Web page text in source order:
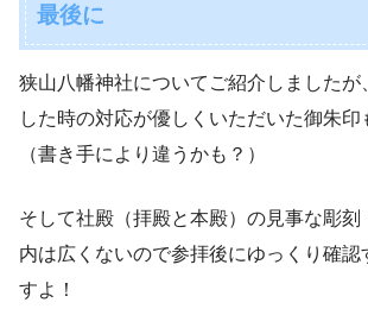
最後に
狭山八幡神社についてご紹介しましたが
した時の対応が優しくいただいた御朱印
（書き手により違うかも？）
そして社殿（拝殿と本殿）の見事な彫刻
内は広くないので参拝後にゆっくり確認
すよ！